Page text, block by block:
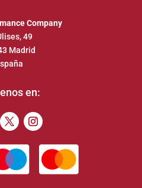
Company
49
Madrid
en: